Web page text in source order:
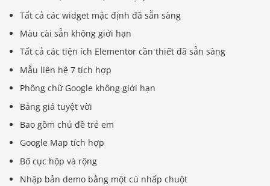
Tất cả các widget mặc định đã sẵn sàng
Màu cài sẵn không giới hạn
Tất cả các tiện ích Elementor cần thiết đã sẵn sàng
Mẫu liên hệ 7 tích hợp
Phông chữ Google không giới hạn
Bảng giá tuyệt vời
Bao gồm chủ đề trẻ em
Google Map tích hợp
Bố cục hộp và rộng
Nhập bản demo bằng một cú nhấp chuột